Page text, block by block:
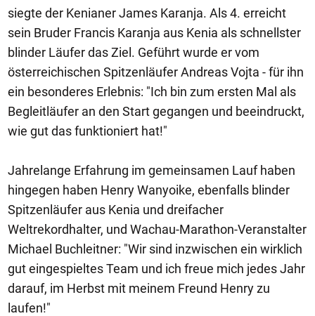
siegte der Kenianer James Karanja. Als 4. erreicht
sein Bruder Francis Karanja aus Kenia als schnellster
blinder Läufer das Ziel. Geführt wurde er vom
österreichischen Spitzenläufer Andreas Vojta - für ihn
ein besonderes Erlebnis: "Ich bin zum ersten Mal als
Begleitläufer an den Start gegangen und beeindruckt,
wie gut das funktioniert hat!"
Jahrelange Erfahrung im gemeinsamen Lauf haben
hingegen haben Henry Wanyoike, ebenfalls blinder
Spitzenläufer aus Kenia und dreifacher
Weltrekordhalter, und Wachau-Marathon-Veranstalter
Michael Buchleitner: "Wir sind inzwischen ein wirklich
gut eingespieltes Team und ich freue mich jedes Jahr
darauf, im Herbst mit meinem Freund Henry zu
laufen!"